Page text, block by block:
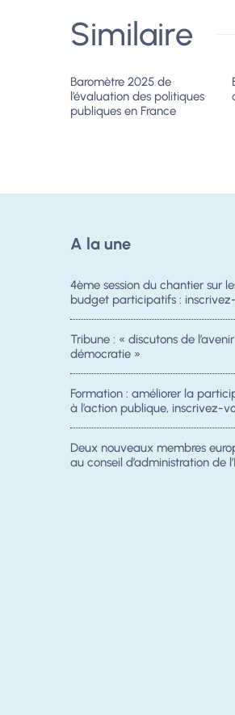
Similaire
Baromètre 2025 de
l’évaluation des politiques
publiques en France
A la une
4ème session du chantier sur
budget participatifs :
Tribune : « discutons de
démocratie »
Formation : améliorer la
à l’action publique, inscrivez-
Deux nouveaux membres
au conseil d’administration de